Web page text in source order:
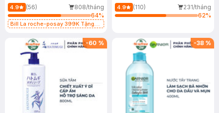
Dụng 40ml
4.9 (56)
808/tháng
64%
Bill La roche-posay 399K Tặng
(SL có hạn)
40ml
4.9 (110)
231/tháng
62%
-60 % -38 %